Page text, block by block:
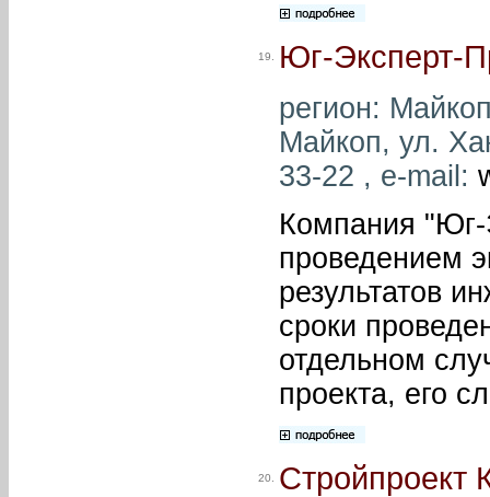
19. Юг-Эксперт-
регион:
Майкоп, ул.
33-22 , e-mail:
Компания "Юг-
проведением
результатов
сроки
отдельном
проекта, его
20. Стройпроект